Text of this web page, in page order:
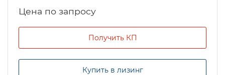
Цена по запросу
Получить КП
Купить в лизинг